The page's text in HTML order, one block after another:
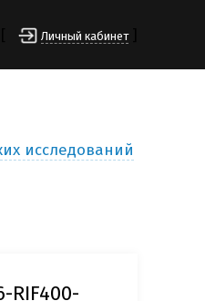
Личный кабинет
исследований
RIF400-